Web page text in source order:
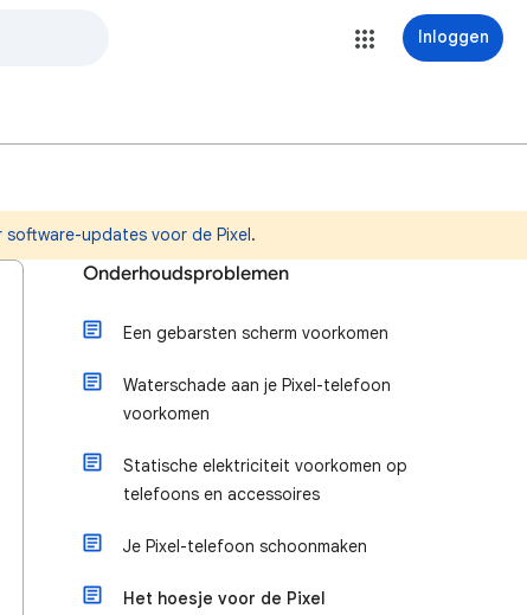
Inloggen
software-updates voor de Pixel.
Onderhoudsproblemen
Een gebarsten scherm voorkomen
Waterschade aan je Pixel-telefoon
voorkomen
Statische elektriciteit voorkomen op
telefoons en accessoires
Je Pixel-telefoon schoonmaken
Het hoesje voor de Pixel